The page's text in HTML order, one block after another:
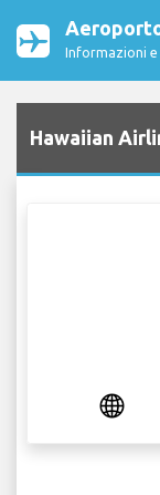
Informazioni e
Hawaiian